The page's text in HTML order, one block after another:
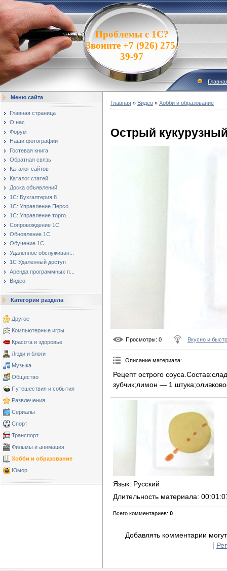
Проблемы с 1С?
Звоните +7 (926) 275-
39-97
Меню сайта
Главная страница
О нас
Форум
Наши фотографии
Гостевая книга
Обратная связь
Каталог сайтов
Каталог статей
Доска объявлений
1С: Бухгалтерия 8
1С: Управление Персо...
1С: Управление торго...
Сопровождение 1С
Обновление 1С
Обучение 1С
Удаленное обслуживан...
1С Удаленный доступ
Аренда программных п...
Видео
Категории раздела
Другое
Компьютерные игры
Красота и здоровье
Люди и блоги
Музыка
Общество
Путешествия и события
Развлечения
Сериалы
Спорт
Транспорт
Фильмы и анимация
Хобби и образование
Юмор
Главная » Видео » Хобби и образование
Острый
Просмотры: 0 Вкусно и
Описание материала:
Рецепт острого
зубчик;лимон — 1
Язык: Русский
Длительность материала:
Всего комментариев: 0
Добавлять комментарии
[